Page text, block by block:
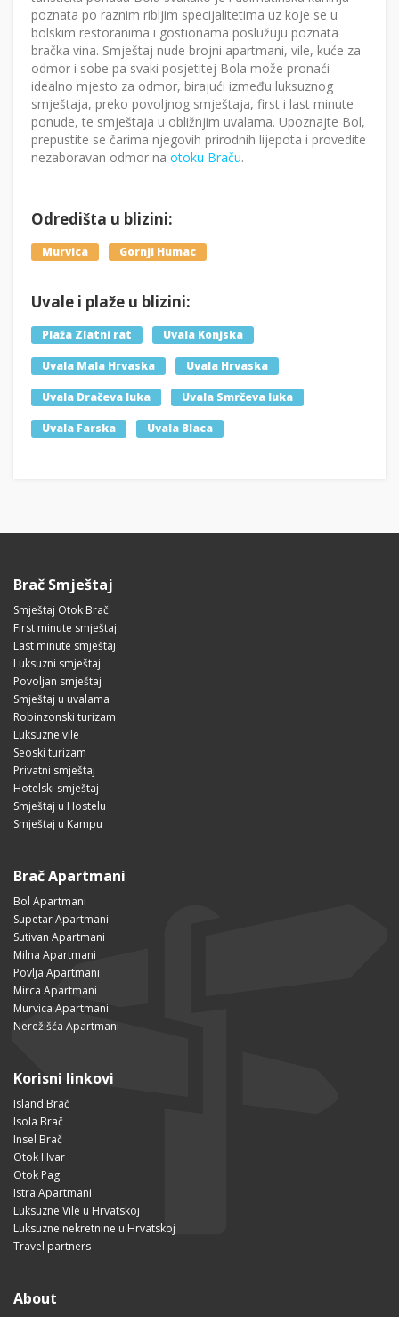
poznata po raznim ribljim specijalitetima uz koje se u
bolskim restoranima i gostionama poslužuju poznata
bračka vina. Smještaj nude brojni apartmani, vile, kuće za
odmor i sobe pa svaki posjetitej Bola može pronaći
idealno mjesto za odmor, birajući između luksuznog
smještaja, preko povoljnog smještaja, first i last minute
ponude, te smještaja u obližnjim uvalama. Upoznajte Bol,
prepustite se čarima njegovih prirodnih lijepota i provedite
nezaboravan odmor na otoku Braču.
Odredišta u blizini:
Murvica Gornji Humac
Uvale i plaže u blizini:
Plaža Zlatni rat Uvala Konjska
Uvala Mala Hrvaska Uvala Hrvaska
Uvala Dračeva luka Uvala Smrčeva luka
Uvala Farska Uvala Blaca
Brač Smještaj
Smještaj Otok Brač
First minute smještaj
Last minute smještaj
Luksuzni smještaj
Povoljan smještaj
Smještaj u uvalama
Robinzonski turizam
Luksuzne vile
Seoski turizam
Privatni smještaj
Hotelski smještaj
Smještaj u Hostelu
Smještaj u Kampu
Brač Apartmani
Bol Apartmani
Supetar Apartmani
Sutivan Apartmani
Milna Apartmani
Povlja Apartmani
Mirca Apartmani
Murvica Apartmani
Nerežišća Apartmani
Korisni linkovi
Island Brač
Isola Brač
Insel Brač
Otok Hvar
Otok Pag
Istra Apartmani
Luksuzne Vile u Hrvatskoj
Luksuzne nekretnine u Hrvatskoj
Travel partners
About